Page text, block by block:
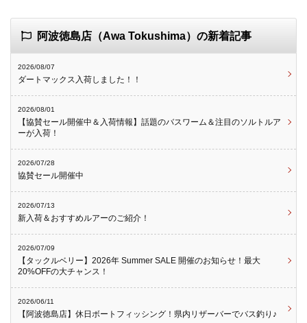
阿波徳島店（Awa Tokushima）の新着記事
2026/08/07
ダートマックス入荷しました！！
2026/08/01
【協賛セール開催中＆入荷情報】話題のバスワーム＆注目のソルトルア
ーが入荷！
2026/07/28
協賛セール開催中
2026/07/13
新入荷＆おすすめルアーのご紹介！
2026/07/09
【タックルベリー】2026年 Summer SALE 開催のお知らせ！最大
20%OFFの大チャンス！
2026/06/11
【阿波徳島店】休日ボートフィッシング！県内リザーバーでバス釣り♪